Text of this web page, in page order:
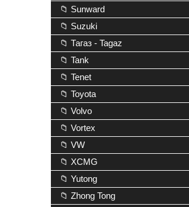
📁 Sunward
📁 Suzuki
📁 Тагаз - Tagaz
📁 Tank
📁 Tenet
📁 Toyota
📁 Volvo
📁 Vortex
📁 VW
📁 XCMG
📁 Yutong
📁 Zhong Tong